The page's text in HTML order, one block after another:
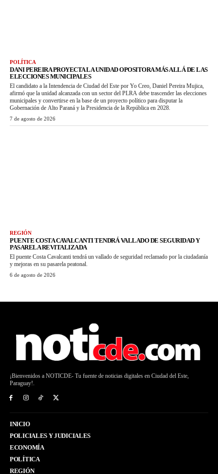
POLÍTICA
DANI PEREIRA PROYECTA LA UNIDAD OPOSITORA MÁS ALLÁ DE LAS
ELECCIONES MUNICIPALES
El candidato a la Intendencia de Ciudad del Este por Yo Creo, Daniel Pereira Mujica,
afirmó que la unidad alcanzada con un sector del PLRA debe trascender las elecciones
municipales y convertirse en la base de un proyecto político para disputar la
Gobernación de Alto Paraná y la Presidencia de la República en 2028.
7 de agosto de 2026
REGIÓN
PUENTE COSTA CAVALCANTI TENDRÁ VALLADO DE SEGURIDAD Y
PASARELA REVITALIZADA
El puente Costa Cavalcanti tendrá un vallado de seguridad reclamado por la ciudadanía
y mejoras en su pasarela peatonal.
6 de agosto de 2026
¡Bienvenidos a NOTICDE- Tu fuente de noticias digitales en Ciudad del Este,
Paraguay!.
INICIO
POLICIALES Y JUDICIALES
ECONOMÍA
POLÍTICA
REGIÓN